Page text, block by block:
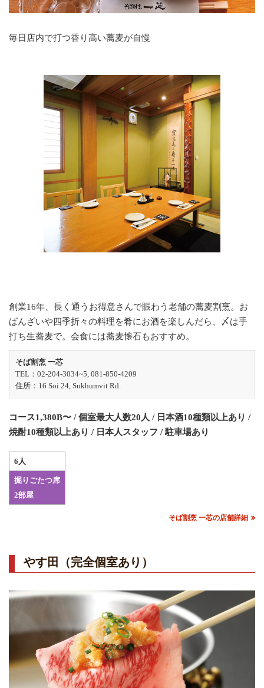
毎日店内で打つ香り高い蕎麦が自慢
創業16年、長く通うお得意さんで賑わう老舗の蕎麦割烹。お
ばんざいや四季折々の料理を肴にお酒を楽しんだら、〆は手
打ち生蕎麦で。会食には蕎麦懐石もおすすめ。
そば割烹 一芯
TEL：02-204-3034~5, 081-850-4209
住所：16 Soi 24, Sukhumvit Rd.
コース1,380B〜 / 個室最大人数20人 / 日本酒10種類以上あり /
焼酎10種類以上あり / 日本人スタッフ / 駐車場あり
6人
掘りごたつ席
2部屋
そば割烹 一芯の店舗詳細
やす田（完全個室あり）